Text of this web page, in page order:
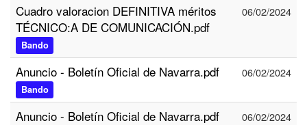
Cuadro valoracion DEFINITIVA méritos
TÉCNICO:A DE COMUNICACIÓN.pdf
Bando
06/02/2024
Anuncio - Boletín Oficial de Navarra.pdf
Bando
06/02/2024
Anuncio - Boletín Oficial de Navarra.pdf 06/02/2024